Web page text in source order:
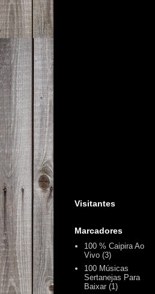
Visitantes
Marcadores
100 % Caipira Ao
Vivo (3)
100 Músicas
Sertanejas Para
Baixar (1)